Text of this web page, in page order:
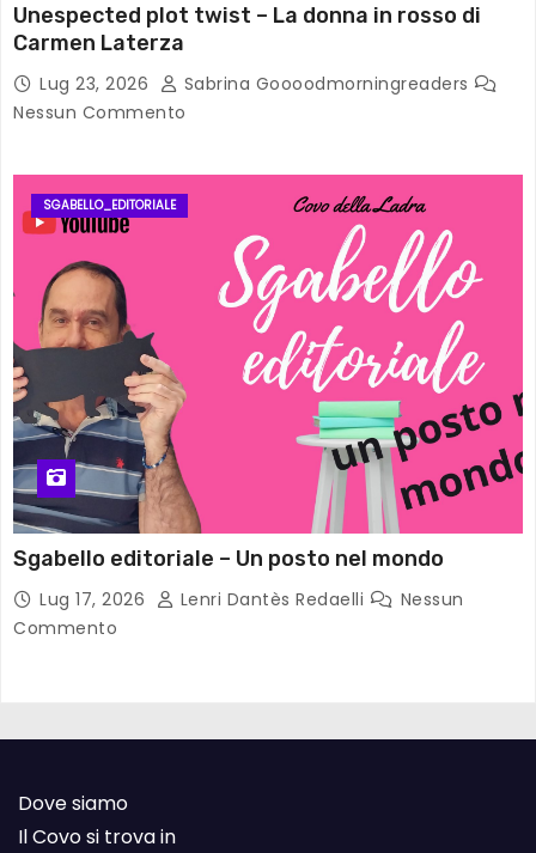
Unespected plot twist – La donna in rosso di
Carmen Laterza
Lug 23, 2026
Sabrina Goooodmorningreaders
Nessun Commento
SGABELLO_EDITORIALE
Sgabello editoriale – Un posto nel mondo
Lug 17, 2026 Lenri Dantès Redaelli
Nessun
Commento
Dove siamo
Il Covo si trova in